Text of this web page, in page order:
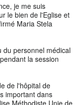
je me suis
le bien de l'Eglise et
Maria Stela
du personnel médical
la session
de l'hôpital de
important dans
Méthodiste Unie de